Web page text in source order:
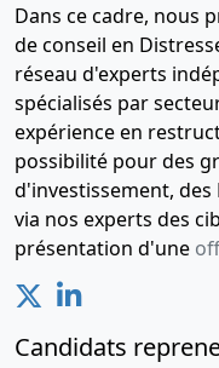
Dans ce cadre, nous
de conseil en
réseau d'experts
spécialisés par
expérience en
possibilité pour des
d'investissement, des
via nos experts des
présentation d'une
Candidats